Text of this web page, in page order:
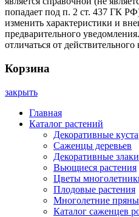
попадает под п. 2 ст. 437 ГК
изменить характеристики и
предварительного
отличаться от действительного
Корзина
закрыть
Главная
Каталог растений
Декоративные
Саженцы деревьев
Декоративные злаки
Вьющиеся растения
Цветы
Плодовые растения
Многолетние
Каталог саженцев